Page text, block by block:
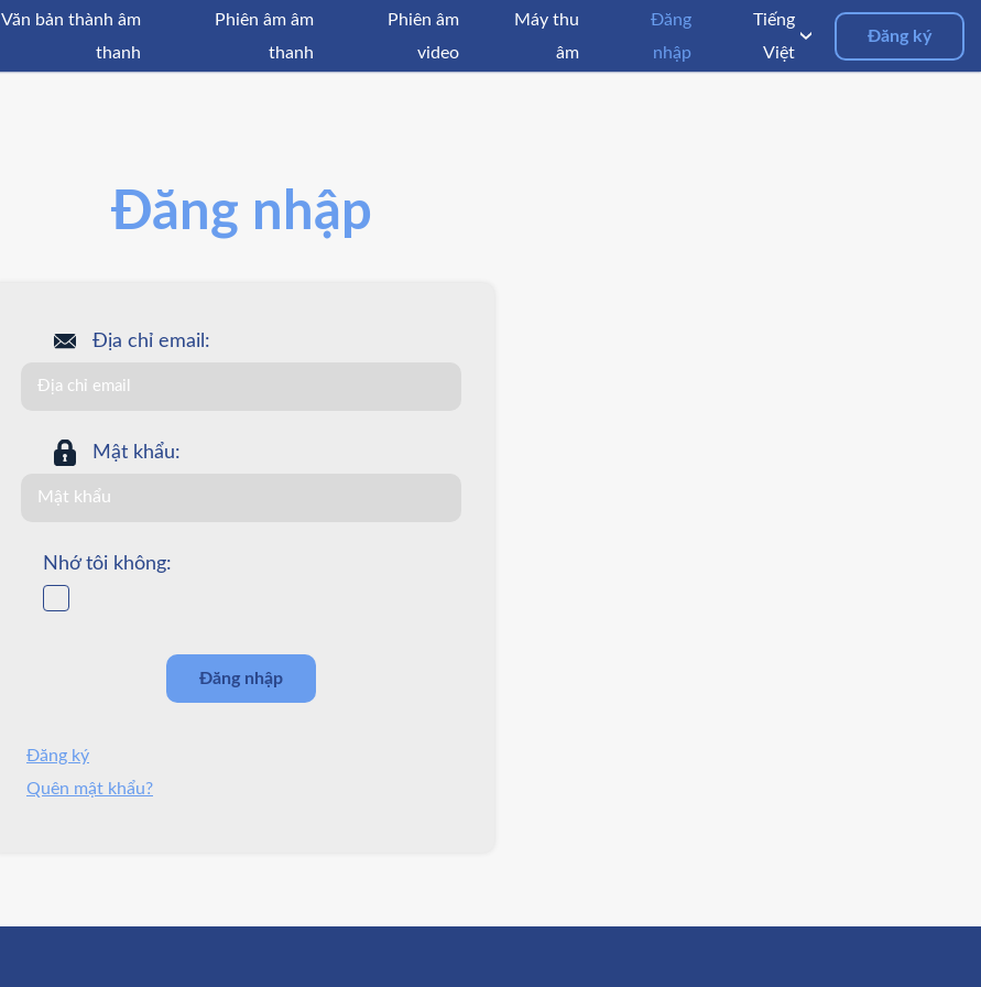
Văn bản thành âm
thanh
Phiên âm âm
thanh
Phiên âm
video
Máy thu
âm
Đăng
nhập
Tiếng
Việt
Đăng ký
Đăng nhập
Địa chỉ email:
Mật khẩu:
Nhớ tôi không:
Đăng ký
Quên mật khẩu?